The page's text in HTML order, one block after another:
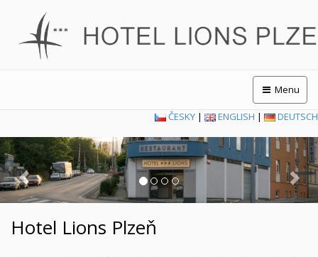
Menu
ČESKY | ENGLISH | DEUTSCH
Previous
Hotel Lions Plzeň